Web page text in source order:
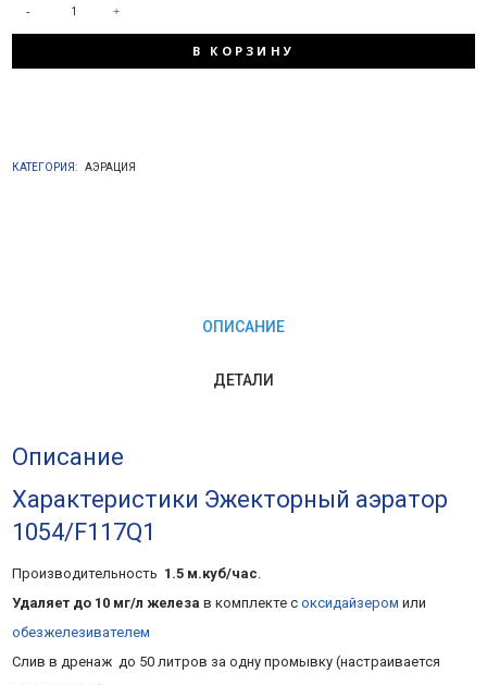
В КОРЗИНУ
КАТЕГОРИЯ: АЭРАЦИЯ
ОПИСАНИЕ
ДЕТАЛИ
Описание
Характеристики Эжекторный аэратор
1054/F117Q1
Производительность 1.5 м.куб/час.
Удаляет до 10 мг/л железа в комплекте соксидайзером или
обезжелезивателем
Слив в дренаж до 50 литров за одну промывку (настраивается